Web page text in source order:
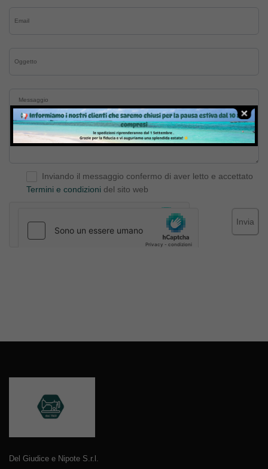
Inviando il messaggio confermo di aver letto e accettato
Termini e condizioni del sito web
Invia
Del Giudice e Nipote S.r.l.